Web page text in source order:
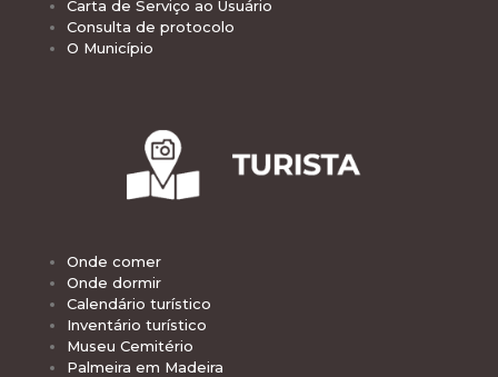
Carta de Serviço ao Usuário
Consulta de protocolo
O Município
Onde comer
Onde dormir
Calendário turístico
Inventário turístico
Museu Cemitério
Palmeira em Madeira